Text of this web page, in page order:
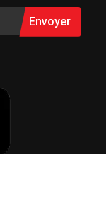
Envoyer